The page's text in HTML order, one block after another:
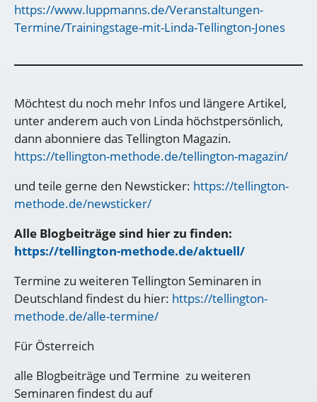
https://www.luppmanns.de/Veranstaltungen-
Termine/Trainingstage-mit-Linda-Tellington-Jones
Möchtest du noch mehr Infos und längere Artikel,
unter anderem auch von Linda höchstpersönlich,
dann abonniere das Tellington Magazin.
https://tellington-methode.de/tellington-magazin/
und teile gerne den Newsticker: https://tellington-
methode.de/newsticker/
Alle Blogbeiträge sind hier zu finden:
https://tellington-methode.de/aktuell/
Termine zu weiteren Tellington Seminaren in
Deutschland findest du hier: https://tellington-
methode.de/alle-termine/
Für Österreich
alle Blogbeiträge und Termine zu weiteren
Seminaren findest du auf